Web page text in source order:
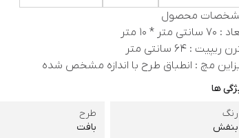
محصول
سانتی متر * 10 متر
ریپیت : 64 سانتی متر
مچ : انطباق طرح با اندازه مشخص شده
ها
رنگ
بنفش
طرح
بافت